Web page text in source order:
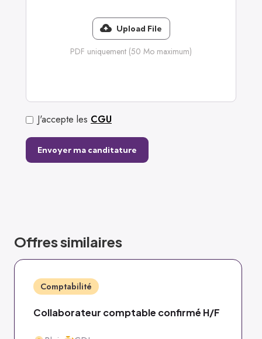
Upload File
PDF uniquement (50 Mo maximum)
J'accepte les CGU
Offres similaires
Comptabilité
Collaborateur comptable confirmé H/F